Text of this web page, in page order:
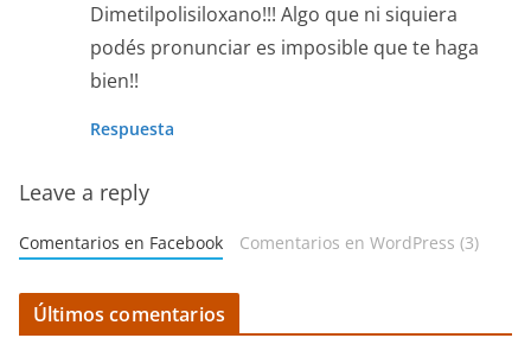
Dimetilpolisiloxano!!! Algo que ni siquiera
podés pronunciar es imposible que te haga
bien!!
Respuesta
Leave a reply
Comentarios en Facebook Comentarios en WordPress (3)
Últimos comentarios